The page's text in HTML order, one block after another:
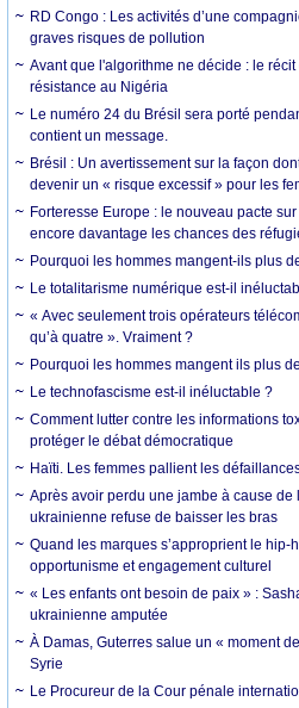
RD Congo : Les activités d’une
graves risques de pollution
Avant que l'algorithme ne décide : le
résistance au Nigéria
Le numéro 24 du Brésil sera porté
contient un message.
Brésil : Un avertissement sur la façon
devenir un « risque excessif » pour les
Forteresse Europe : le nouveau pacte
encore davantage les chances des
Pourquoi les hommes mangent-ils plus
Le totalitarisme numérique est-il
« Avec seulement trois opérateurs
qu’à quatre ». Vraiment ?
Pourquoi les hommes mangent ils plus
Le technofascisme est-il inéluctable ?
Comment lutter contre les informations
protéger le débat démocratique
Haïti. Les femmes pallient les
Après avoir perdu une jambe à cause
ukrainienne refuse de baisser les bras
Quand les marques s’approprient le hip-
opportunisme et engagement culturel
« Les enfants ont besoin de paix » :
ukrainienne amputée
À Damas, Guterres salue un « moment
Syrie
Le Procureur de la Cour pénale